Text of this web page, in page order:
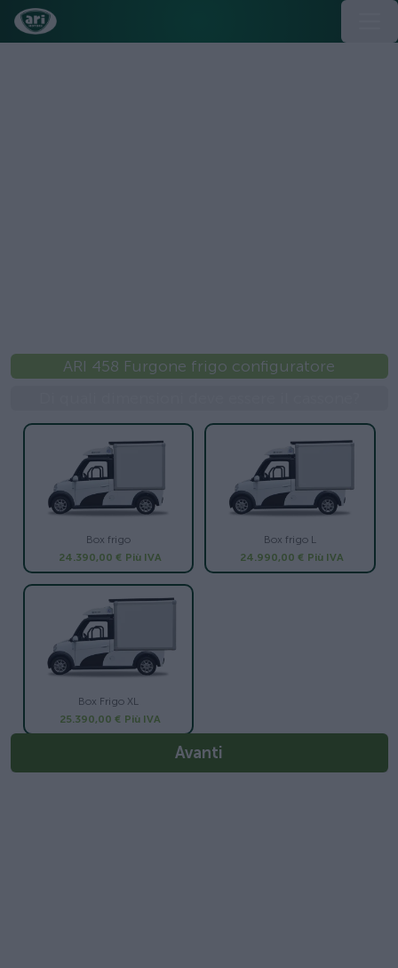
ARI 458 Furgone frigo configuratore
Box frigo
24.390,00 € Più IVA
Box frigo L
24.990,00 € Più IVA
Box Frigo XL
25.390,00 € Più IVA
Avanti